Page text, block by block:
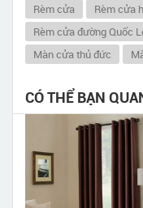
Rèm cửa Rèm cửa
Rèm cửa đường Quốc
Màn cửa thủ đức
CÓ THỂ BẠN